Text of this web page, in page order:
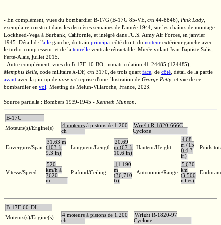
- En complément, vues du bombardier B-17G (B-17G 85-VE, c/n 44-8846), Pink Lady
exemplaire construit dans les dernières semaines de l'année 1944, sur les chaînes de montage
Lockheed-Vega à Burbank, Californie, et intégré dans l'U.S. Army Air Forces, en janvier
1945. Détail de l'aile gauche, du train principal côté droit, du moteur extérieur gauche avec
le turbo-compresseur. et de la tourelle ventrale rétractable. Musée volant Jean-Baptiste Salis,
Ferté-Alais, juillet 2015.
- Autre complément, vues du B-17F-10-BO, immatriculation 41-24485 (124485),
Memphis Belle code militaire A-DF, c/n 3170, de trois quart face , de côté , détail de la partie
avant avec la pin-up de nose artreprise d'une illustration de George Petty et vue de ce
bombardier en vol . Meeting de Melun-Villaroche, France, 2023.
Source partielle : Bombers 1939-1945 - Kenneth Munson
B-17C
Moteurs(s)/Engine(s)
4 moteurs à pistons de 1.200
ch
Wright R-1820-666C
Cyclone
Envergure/Span
31,63 m
(103 ft
9.3 in)
Longueur/Length
20,69
m (67 ft
10.6 in)
Hauteur/Height
4,68
m (15
ft 4.3
in)
Poids
Vitesse/Speed
520
km/h à
7620
m
Plafond/Ceiling
11.190
m
(36,710
ft)
Autonomie/Range
5.630
km
(3,500
miles)
B-17F-60-DL
Moteurs(s)/Engine(s)
4 moteurs à pistons de 1.200
ch
Wright R-1820-97
Cyclone